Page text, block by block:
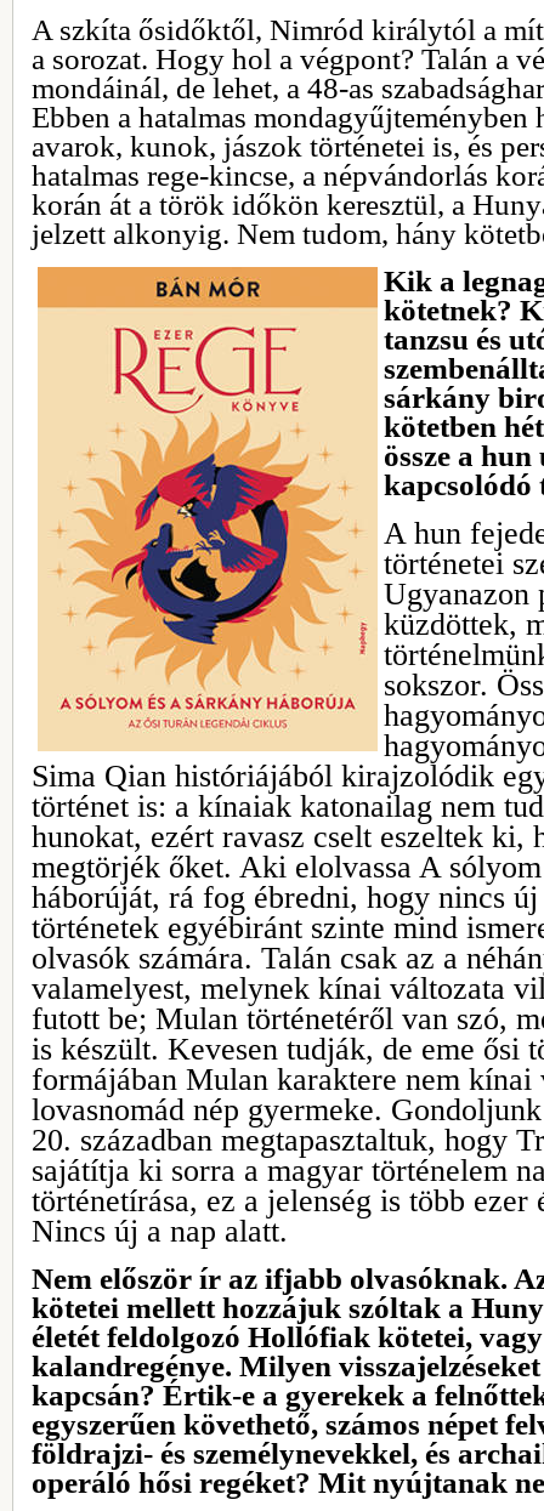
A szkíta ősidőktől, Nimród királytól a
a sorozat. Hogy hol a végpont? Talán a
mondáinál, de lehet, a 48-as
Ebben a hatalmas mondagyűjteményben
avarok, kunok, jászok történetei is, és
hatalmas rege-kincse, a népvándorlás
korán át a török időkön keresztül, a
jelzett alkonyig. Nem tudom, hány
Kik a
kötetnek?
tanzsu és
sárkány
kötetben
össze a
kapcsolódó
A hun
történetei
Ugyanazon
küzdöttek,
sokszor.
Sima Qian históriájából kirajzolódik
történet is: a kínaiak katonailag nem
hunokat, ezért ravasz cselt eszeltek ki,
megtörjék őket. Aki elolvassa A
háborúját, rá fog ébredni, hogy nincs
történetek egyébiránt szinte mind
olvasók számára. Talán csak az a
valamelyest, melynek kínai változata
futott be; Mulan történetéről van szó,
is készült. Kevesen tudják, de eme ősi
formájában Mulan karaktere nem
lovasnomád nép gyermeke.
20. században megtapasztaltuk, hogy
sajátítja ki sorra a magyar történelem
történetírása, ez a jelenség is több ezer
Nincs új a nap alatt.
Nem először ír az ifjabb olvasóknak.
kötetei mellett hozzájuk szóltak a
életét feldolgozó Hollófiak kötetei,
kalandregénye. Milyen
kapcsán? Értik-e a gyerekek a
egyszerűen követhető, számos népet
földrajzi- és személynevekkel, és
operáló hősi regéket? Mit nyújtanak